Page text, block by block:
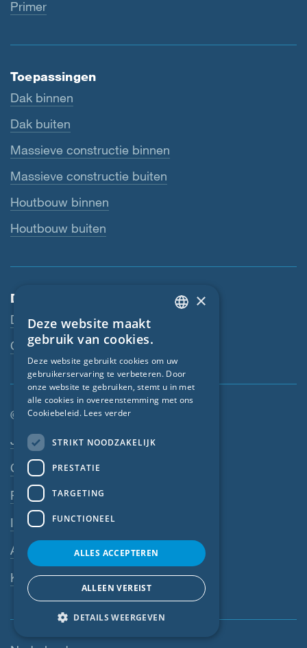
Primer
Toepassingen
Dak binnen
Dak buiten
Massieve constructie binnen
Massieve constructie buiten
Houtbouw binnen
Houtbouw buiten
Dienstverlening
Downloads
Contactpersoon
© SIGA 2026
Footer-navigatie
Jobs
Contact
Privacyverklaring
Impressum
AV
Klokkenluiderssysteem
FRENCH
CZECH
NORWEGIAN
×
Deze website maakt
gebruik van cookies.
Deze website gebruikt cookies om uw
gebruikerservaring te verbeteren. Door
onze website te gebruiken, stemt u in met
alle cookies in overeenstemming met ons
Cookiebeleid. Lees verder
STRIKT NOODZAKELIJK
PRESTATIE
TARGETING
FUNCTIONEEL
ALLES ACCEPTEREN
ALLEEN VEREIST
DETAILS WEERGEVEN